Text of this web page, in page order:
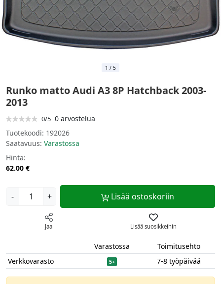
1 / 5
Runko matto Audi A3 8P Hatchback 2003-
2013
0/5 0 arvostelua
Tuotekoodi: 192026
Saatavuus: Varastossa
Hinta:
62.00 €
- + Lisää ostoskoriin
Jaa Lisää suosikkeihin
Varastossa
Toimitusehto
Verkkovarasto
5+ 7-8 työpäivää